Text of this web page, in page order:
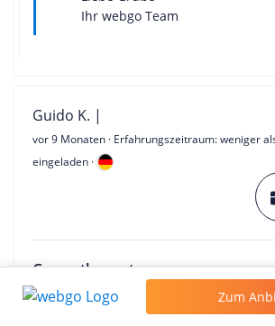
Ihr webgo Team
Guido K. |
vor 9 Monaten · Erfahrungszeitraum: weniger
eingeladen ·
Gesamtbewertung
Zum